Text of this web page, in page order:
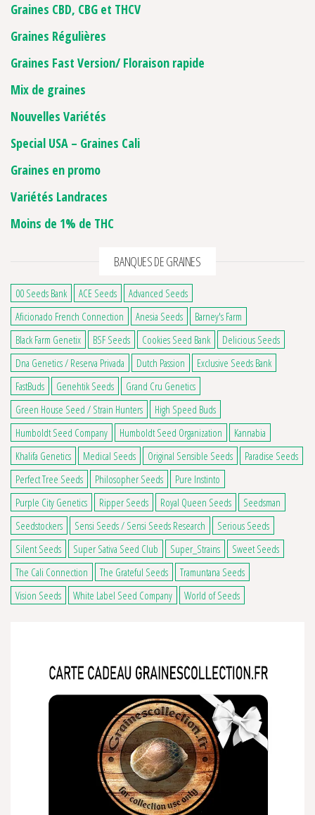
4 avis
Graines CBD, CBG et THCV
Graines Régulières
Graines Fast Version/ Floraison rapide
Mix de graines
Nouvelles Variétés
Special USA – Graines Cali
Graines en promo
Variétés Landraces
Moins de 1% de THC
BANQUES DE GRAINES
00 Seeds Bank ACE Seeds
Advanced Seeds
Aficionado French Connection
Anesia Seeds
Barney's Farm
Black Farm Genetix
BSF Seeds Cookies Seed Bank
Delicious Seeds
Dna Genetics / Reserva Privada
Dutch Passion
Exclusive Seeds Bank
FastBuds
Genehtik Seeds
Grand Cru Genetics
Green House Seed / Strain Hunters
High Speed Buds
Humboldt Seed Company
Humboldt Seed Organization
Kannabia
Khalifa Genetics
Medical Seeds Original Sensible Seeds
Paradise Seeds
Perfect Tree Seeds
Philosopher Seeds
Pure Instinto
Purple City Genetics
Ripper Seeds Royal Queen Seeds
Seedsman
Seedstockers
Sensi Seeds / Sensi Seeds Research
Serious Seeds
Silent Seeds
Super Sativa Seed Club Super_Strains
Sweet Seeds
The Cali Connection
The Grateful Seeds
Tramuntana Seeds
Vision Seeds
White Label Seed Company World of Seeds